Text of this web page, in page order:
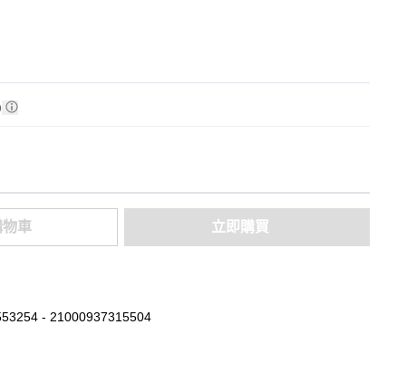
車 立即購買
- 21000937315504